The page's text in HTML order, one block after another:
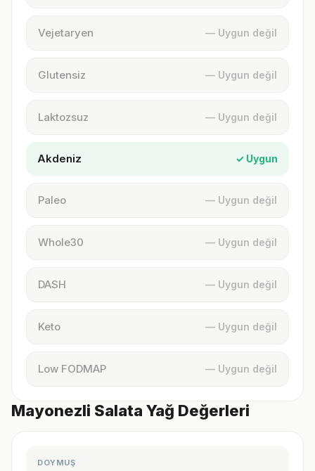
Vejetaryen — Uygun değil
Glutensiz — Uygun değil
Laktozsuz — Uygun değil
Akdeniz ✓ Uygun
Paleo — Uygun değil
Whole30 — Uygun değil
DASH — Uygun değil
Keto — Uygun değil
Low FODMAP — Uygun değil
Mayonezli Salata Yağ Değerleri
DOYMUŞ